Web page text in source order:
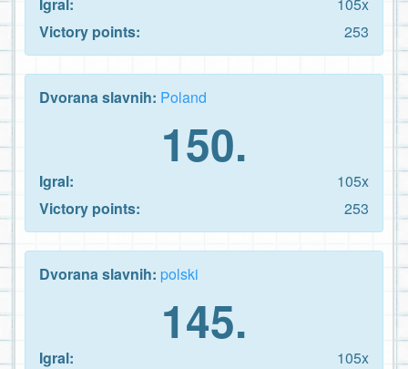
Victory points:
253
Dvorana slavnih: Poland
150.
Igral:
105x
Victory points:
253
Dvorana slavnih: polski
145.
Igral:
105x